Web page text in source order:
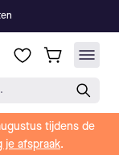
tijdens de
je afspraak.